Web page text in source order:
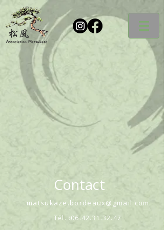
Contact
matsukaze.bordeaux@gmail.com
Tél. :06.42.31.32.47